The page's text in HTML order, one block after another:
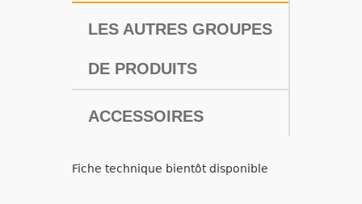
LES AUTRES GROUPES
DE PRODUITS
ACCESSOIRES
Fiche technique bientôt disponible